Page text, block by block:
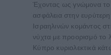
Έχοντας ως γνώμονα το
ασφάλεια στην
Ισραηλινών κομάντος
νύχτα με προορισμό το
Κύπρο κυριολεκτικά